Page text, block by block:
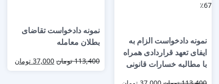
٪67
نمونه دادخواست الزام به
ایفای تعهد قراردادی همراه
با مطالبه خسارات قانونی
نمونه دادخواست تقاضای
بطلان معامله
113,400 تومان 37,000 تومان